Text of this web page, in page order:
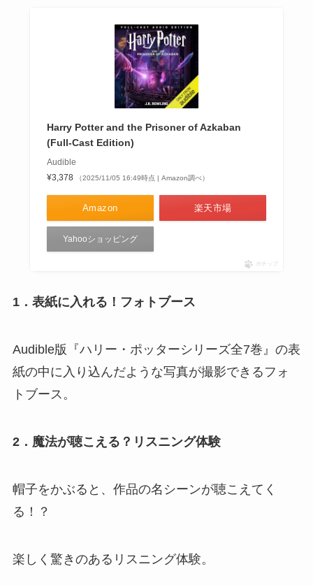
Harry Potter and the Prisoner of Azkaban
(Full-Cast Edition)
Audible
¥3,378
（2025/11/05 16:49時点 | Amazon調べ）
Amazon 楽天市場
Yahooショッピング
ポチップ
1．表紙に入れる！フォトブース
Audible版『ハリー・ポッターシリーズ全7巻』の表
紙の中に入り込んだような写真が撮影できるフォ
トブース。
2．魔法が聴こえる？リスニング体験
帽子をかぶると、作品の名シーンが聴こえてく
る！？
楽しく驚きのあるリスニング体験。